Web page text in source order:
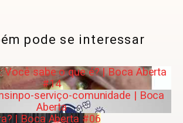
pode se interessar
Você sabe o que é? | Boca Aberta
#14
serviço-comunidade | Boca
Aberta
| Boca Aberta #06